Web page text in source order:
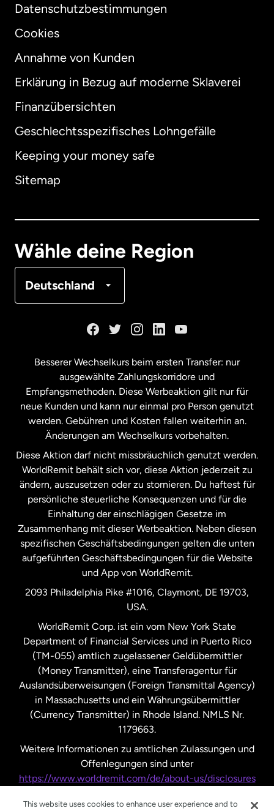
Datenschutzbestimmungen
Cookies
Annahme von Kunden
Erklärung in Bezug auf moderne Sklaverei
Finanzübersichten
Geschlechtsspezifisches Lohngefälle
Keeping your money safe
Sitemap
Wähle deine Region
Deutschland
International English
Australien
Malaysia
Neuseeland
Niederlande
Schweden
Spanien
Vereinigte Staaten English
Vereinigte Staaten
Vereinigtes Königreich
Besserer Wechselkurs beim ersten Transfer: nur
ausgewählte Zahlungskorridore und
Empfangsmethoden. Diese Werbeaktion gilt nur für
neue Kunden und kann nur einmal pro Person genutzt
werden. Gebühren und Kosten fallen weiterhin an.
Änderungen am Wechselkurs vorbehalten.
Diese Aktion darf nicht missbräuchlich genutzt werden.
WorldRemit behält sich vor, diese Aktion jederzeit zu
ändern, auszusetzen oder zu stornieren. Du haftest für
persönliche steuerliche Konsequenzen und für die
Einhaltung der einschlägigen Gesetze im
Zusammenhang mit dieser Werbeaktion. Neben diesen
spezifischen Geschäftsbedingungen gelten die unten
aufgeführten Geschäftsbedingungen für die Website
und App von WorldRemit.
2093 Philadelphia Pike #1016, Claymont, DE 19703,
USA.
WorldRemit Corp. ist ein vom New York State
Department of Financial Services und in Puerto Rico
(TM-055) amtlich zugelassener Geldübermittler
(Money Transmitter), eine Transferagentur für
Auslandsüberweisungen (Foreign Transmittal Agency)
in Massachusetts und ein Währungsübermittler
(Currency Transmitter) in Rhode Island. NMLS Nr.
1179663.
Weitere Informationen zu amtlichen Zulassungen und
Offenlegungen sind unter
https://www.worldremit.com/de/about-us/disclosures
This website uses cookies to enhance user experience and to